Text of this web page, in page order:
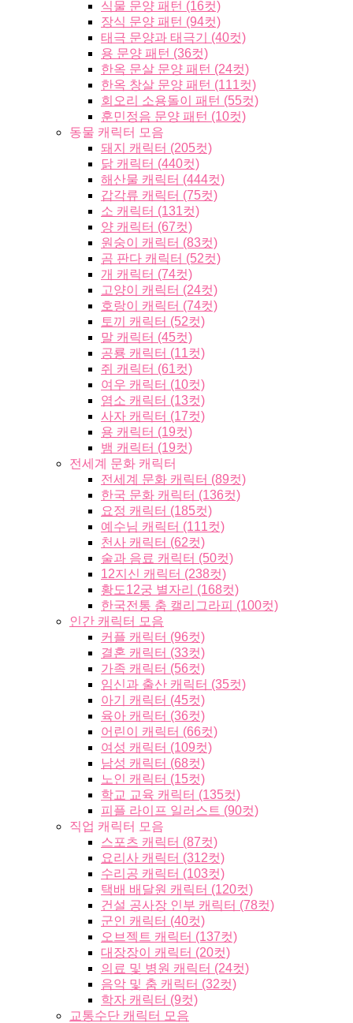
식물 문양 패턴 (16컷)
장식 문양 패턴 (94컷)
태극 문양과 태극기 (40컷)
용 문양 패턴 (36컷)
한옥 문살 문양 패턴 (24컷)
한옥 창살 문양 패턴 (111컷)
회오리 소용돌이 패턴 (55컷)
훈민정음 문양 패턴 (10컷)
동물 캐릭터 모음
돼지 캐릭터 (205컷)
닭 캐릭터 (440컷)
해산물 캐릭터 (444컷)
갑각류 캐릭터 (75컷)
소 캐릭터 (131컷)
양 캐릭터 (67컷)
원숭이 캐릭터 (83컷)
곰 판다 캐릭터 (52컷)
개 캐릭터 (74컷)
고양이 캐릭터 (24컷)
호랑이 캐릭터 (74컷)
토끼 캐릭터 (52컷)
말 캐릭터 (45컷)
공룡 캐릭터 (11컷)
쥐 캐릭터 (61컷)
여우 캐릭터 (10컷)
염소 캐릭터 (13컷)
사자 캐릭터 (17컷)
용 캐릭터 (19컷)
뱀 캐릭터 (19컷)
전세계 문화 캐릭터
전세계 문화 캐릭터 (89컷)
한국 문화 캐릭터 (136컷)
요정 캐릭터 (185컷)
예수님 캐릭터 (111컷)
천사 캐릭터 (62컷)
술과 음료 캐릭터 (50컷)
12지신 캐릭터 (238컷)
황도12궁 별자리 (168컷)
한국전통 춤 캘리그라피 (100컷)
인간 캐릭터 모음
커플 캐릭터 (96컷)
결혼 캐릭터 (33컷)
가족 캐릭터 (56컷)
임신과 출산 캐릭터 (35컷)
아기 캐릭터 (45컷)
육아 캐릭터 (36컷)
어린이 캐릭터 (66컷)
여성 캐릭터 (109컷)
남성 캐릭터 (68컷)
노인 캐릭터 (15컷)
학교 교육 캐릭터 (135컷)
피플 라이프 일러스트 (90컷)
직업 캐릭터 모음
스포츠 캐릭터 (87컷)
요리사 캐릭터 (312컷)
수리공 캐릭터 (103컷)
택배 배달원 캐릭터 (120컷)
건설 공사장 인부 캐릭터 (78컷)
군인 캐릭터 (40컷)
오브젝트 캐릭터 (137컷)
대장장이 캐릭터 (20컷)
의료 및 병원 캐릭터 (24컷)
음악 및 춤 캐릭터 (32컷)
학자 캐릭터 (9컷)
교통수단 캐릭터 모음